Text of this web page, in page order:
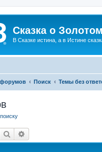
Сказка о
В Сказке истина, а в Истине
Поиск Темы без
Поиск